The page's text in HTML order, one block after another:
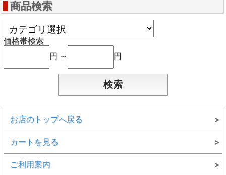
商品検索
価格帯検索
円 ～
円
お店のトップへ戻る
カートを見る
ご利用案内